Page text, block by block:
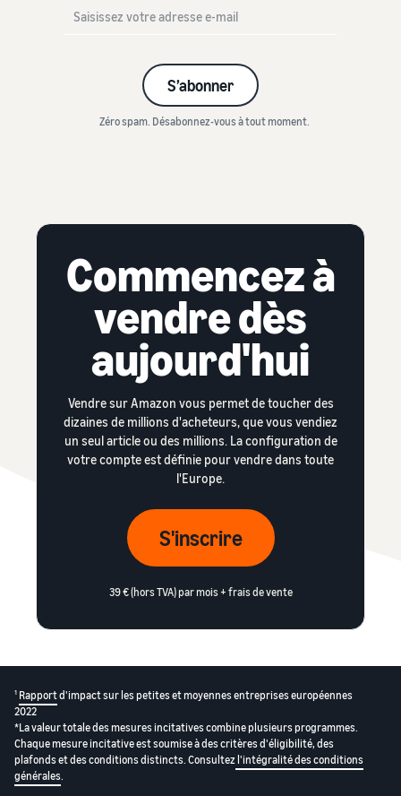
S’abonner
Zéro spam. Désabonnez-vous à tout moment.
Commencez à
vendre dès
aujourd'hui
Vendre sur Amazon vous permet de toucher des
dizaines de millions d'acheteurs, que vous vendiez
un seul article ou des millions. La configuration de
votre compte est définie pour vendre dans toute
l'Europe.
S'inscrire
39 € (hors TVA) par mois + frais de vente
1 Rapportd'impact sur les petites et moyennes entreprises européennes
2022
*La valeur totale des mesures incitatives combine plusieurs programmes.
Chaque mesure incitative est soumise à des critères d'éligibilité, des
plafonds et des conditions distincts. Consultez l'intégralité des conditions
générales